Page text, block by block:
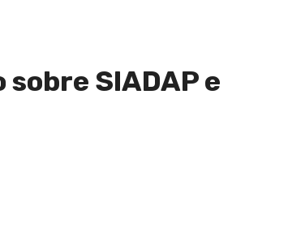
SIADAP e